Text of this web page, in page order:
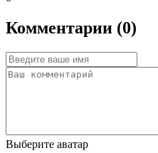
Комментарии (0)
Выберите аватар